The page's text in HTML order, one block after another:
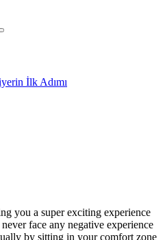
İlk Adımı
you a super exciting experience
face any negative experience
by sitting in your comfort zone